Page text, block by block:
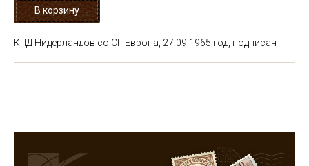
КПД Нидерландов со СГ Европа, 27.09.1965 год, подписан